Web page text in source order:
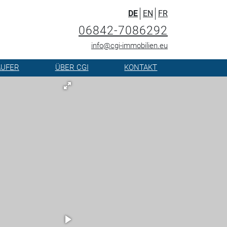
DE EN FR
06842-7086292
info@cgi-immobilien.eu
ÜBER CGI KONTAKT